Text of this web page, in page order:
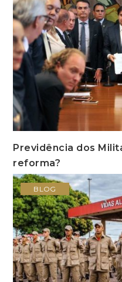
Previdência dos
reforma?
BLOG